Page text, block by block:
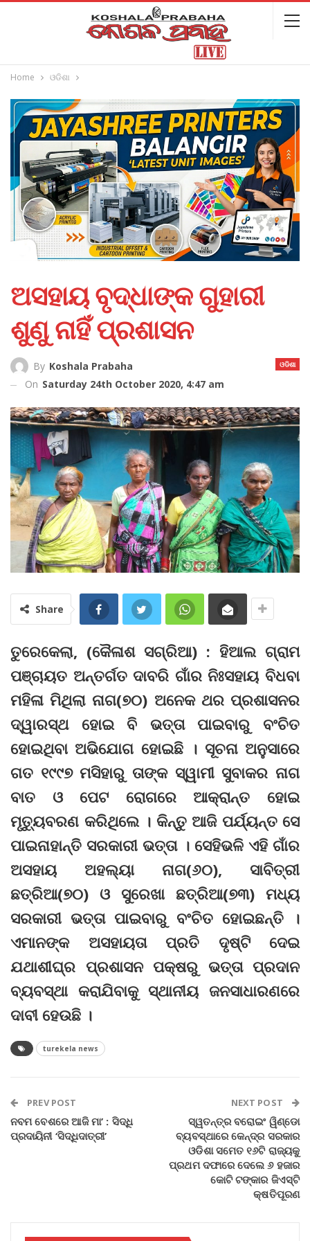
Home ଓଡିଶା
ଅସହାୟ ବୃଦ୍ଧାଙ୍କ ଗୁହାରୀ
ଶୁଣୁ ନାହିଁ ପ୍ରଶାସନ
ଓଡିଶା
By Koshala Prabaha
On Saturday 24th October 2020, 4:47 am
Share
ତୁରେକେଲା, (କୈଳାଶ ସଗ୍ରିଆ) : ହିଆଲ ଗ୍ରାମ
ପଞ୍ଚାୟତ ଅନ୍ତର୍ଗତ ଦାବରି ଗାଁର ନିଃସହାୟ ବିଧବା
ମହିଳା ମିଥିଲା ନାଗ(୭୦) ଅନେକ ଥର ପ୍ରଶାସନର
ଦ୍ୱାରସ୍ଥ ହୋଇ ବି ଭତ୍ତା ପାଇବାରୁ ବଂଚିତ
ହୋଇଥିବା ଅଭିଯୋଗ ହୋଇଛି । ସୂଚନା ଅନୁସାରେ
ଗତ ୧୯୯୭ ମସିହାରୁ ତାଙ୍କ ସ୍ୱାମୀ ସୁବାକର ନାଗ
ବାତ ଓ ପେଟ ରୋଗରେ ଆକ୍ରାନ୍ତ ହୋଇ
ମୃତ୍ୟୁବରଣ କରିଥିଲେ । କିନ୍ତୁ ଆଜି ପର୍ଯ୍ୟନ୍ତ ସେ
ପାଇନାହାନ୍ତି ସରକାରୀ ଭତ୍ତା । ସେହିଭଳି ଏହି ଗାଁର
ଅସହାୟ ଅହଲ୍ୟା ନାଗ(୬୦), ସାବିତ୍ରୀ
ଛତ୍ରିଆ(୭୦) ଓ ସୁରେଖା ଛତ୍ରିଆ(୭୩) ମଧ୍ୟ
ସରକାରୀ ଭତ୍ତା ପାଇବାରୁ ବଂଚିତ ହୋଇଛନ୍ତି ।
ଏମାନଙ୍କ ଅସହାୟତା ପ୍ରତି ଦୃଷ୍ଟି ଦେଇ
ଯଥାଶୀଘ୍ର ପ୍ରଶାସନ ପକ୍ଷରୁ ଭତ୍ତା ପ୍ରଦାନ
ବ୍ୟବସ୍ଥା କରାଯିବାକୁ ସ୍ଥାନୀୟ ଜନସାଧାରଣରେ
ଦାବୀ ହେଉଛି ।
turekela news
PREV POST
ନବମ ବେଶରେ ଆଜି ମା’ : ସିଦ୍ଧି
ପ୍ରଦାୟିନୀ ‘ସିଦ୍ଧିଦାତ୍ରୀ’
NEXT POST
ସ୍ୱତନ୍ତ୍ର ବରୋଇଂ ୱିଣ୍ଡୋ
ବ୍ୟବସ୍ଥାରେ କେନ୍ଦ୍ର ସରକାର
ଓଡିଶା ସମେତ ୧୬ଟି ରାଜ୍ୟକୁ
ପ୍ରଥମ ଦଫାରେ ଦେଲେ ୬ ହଜାର
କୋଟି ଟଙ୍କାର ଜିଏସ୍‌ଟି
କ୍ଷତିପୂରଣ